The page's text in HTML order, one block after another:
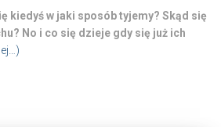
kiedyś w jaki sposób tyjemy? Skąd się
No i co się dzieje gdy się już ich